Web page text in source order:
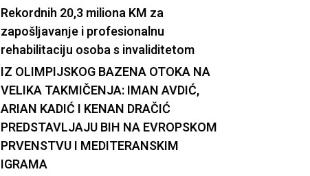
Rekordnih 20,3 miliona KM za
zapošljavanje i profesionalnu
rehabilitaciju osoba s invaliditetom
IZ OLIMPIJSKOG BAZENA OTOKA NA
VELIKA TAKMIČENJA: IMAN AVDIĆ,
ARIAN KADIĆ I KENAN DRAČIĆ
PREDSTAVLJAJU BIH NA EVROPSKOM
PRVENSTVU I MEDITERANSKIM
IGRAMA